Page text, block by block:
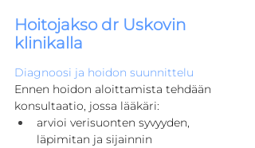
Hoitojakso dr Uskovin
klinikalla
Diagnoosi ja hoidon suunnittelu
Ennen hoidon aloittamista tehdään
konsultaatio, jossa lääkäri:
arvioi verisuonten syvyyden,
läpimitan ja sijainnin